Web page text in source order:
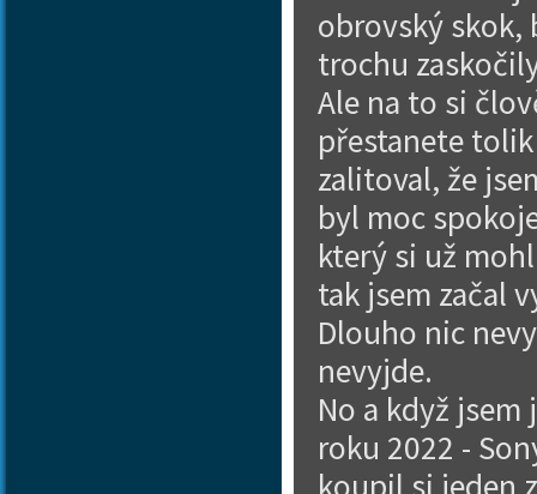
obrovský skok,
trochu
Ale na to si
přestanete
zalitoval, že
byl moc
který si už
tak jsem začal
Dlouho nic
nevyjde.
No a když
roku 2022 -